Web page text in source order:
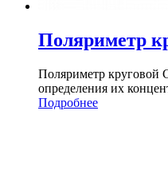
Поляриметр
Поляриметр круговой
определения их
Подробнее